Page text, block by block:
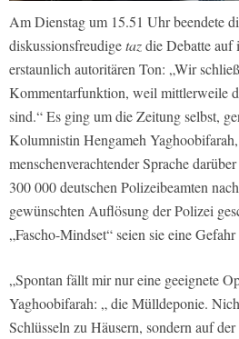
Am Dienstag um 15.51 Uhr beendete
diskussionsfreudigetazdie Debatte auf
erstaunlich autoritären Ton: „Wir
Kommentarfunktion, weil mittlerweile
sind.“ Es ging um die Zeitung selbst,
Kolumnistin Hengameh
menschenverachtender Sprache
300 000 deutschen Polizeibeamten
gewünschten Auflösung der Polizei
„Fascho-Mindset“ seien sie eine
„Spontan fällt mir nur eine geeignete
Yaghoobifarah: „ die Mülldeponie.
Schlüsseln zu Häusern, sondern auf